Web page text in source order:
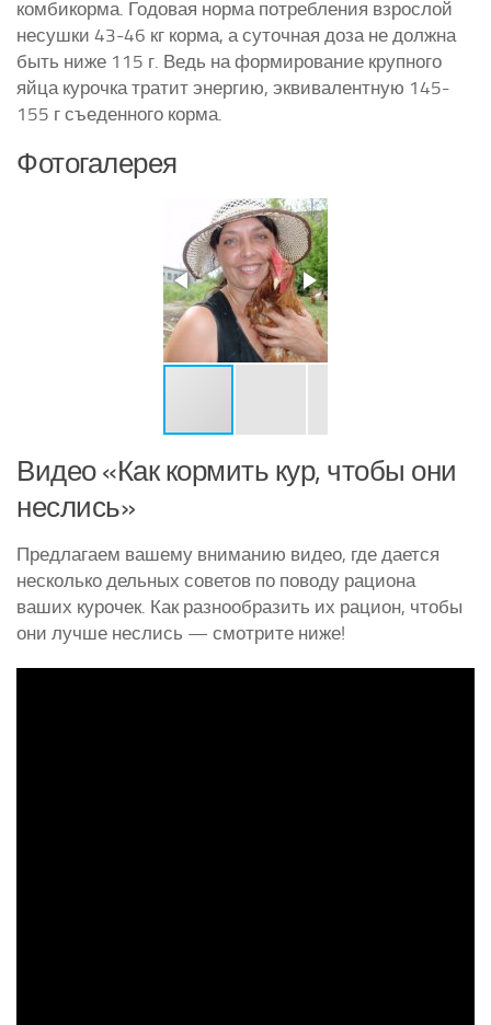
комбикорма. Годовая норма потребления взрослой
несушки 43-46 кг корма, а суточная доза не должна
быть ниже 115 г. Ведь на формирование крупного
яйца курочка тратит энергию, эквивалентную 145-
155 г съеденного корма.
Фотогалерея
Видео «Как кормить кур, чтобы они
неслись»
Предлагаем вашему вниманию видео, где дается
несколько дельных советов по поводу рациона
ваших курочек. Как разнообразить их рацион, чтобы
они лучше неслись — смотрите ниже!